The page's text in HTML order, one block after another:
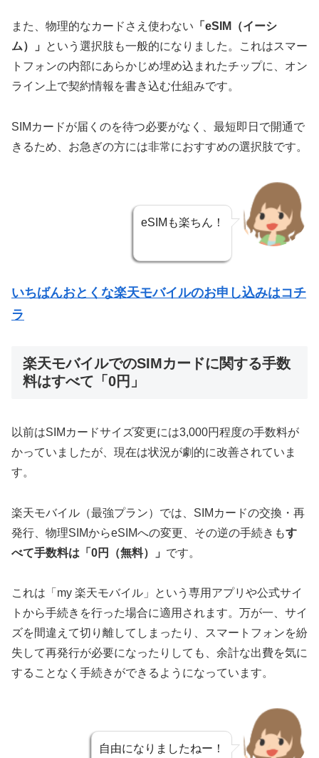
また、物理的なカードさえ使わない 「eSIM（イーシ
ム）」
という選択肢も一般的になりました。これはスマー
トフォンの内部にあらかじめ埋め込まれたチップに、オン
ライン上で契約情報を書き込む仕組みです。
SIMカードが届くのを待つ必要がなく、最短即日で開通で
きるため、お急ぎの方には非常におすすめの選択肢です。
eSIMも楽ちん！
いちばんおとくな楽天モバイルのお申し込みはコチ
ラ
楽天モバイルでのSIMカードに関する手数
料はすべて「0円」
以前はSIMカードサイズ変更には3,000円程度の手数料が
かっていましたが、現在は状況が劇的に改善されていま
す。
楽天モバイル（最強プラン）では、SIMカードの交換・再
発行、物理SIMからeSIMへの変更、その逆の手続きもす
べて手数料は「0円（無料）」 です。
これは「my 楽天モバイル」という専用アプリや公式サイ
トから手続きを行った場合に適用されます。万が一、サイ
ズを間違えて切り離してしまったり、スマートフォンを紛
失して再発行が必要になったりしても、余計な出費を気に
することなく手続きができるようになっています。
自由になりましたねー！